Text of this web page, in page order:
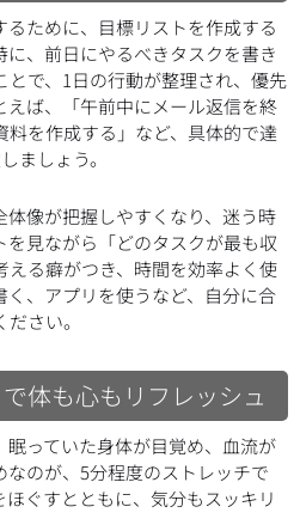
ために、目標リストを作成する
、前日にやるべきタスクを書き
で、1日の行動が整理され、優先
えば、「午前中にメール返信を終
料を作成する」など、具体的で達
ましょう。
体像が把握しやすくなり、迷う時
見ながら「どのタスクが最も収
る癖がつき、時間を効率よく使
く、アプリを使うなど、自分に合
さい。
体も心もリフレッシュ
っていた身体が目覚め、血流が
のが、5分程度のストレッチで
ぐすとともに、気分もスッキリ